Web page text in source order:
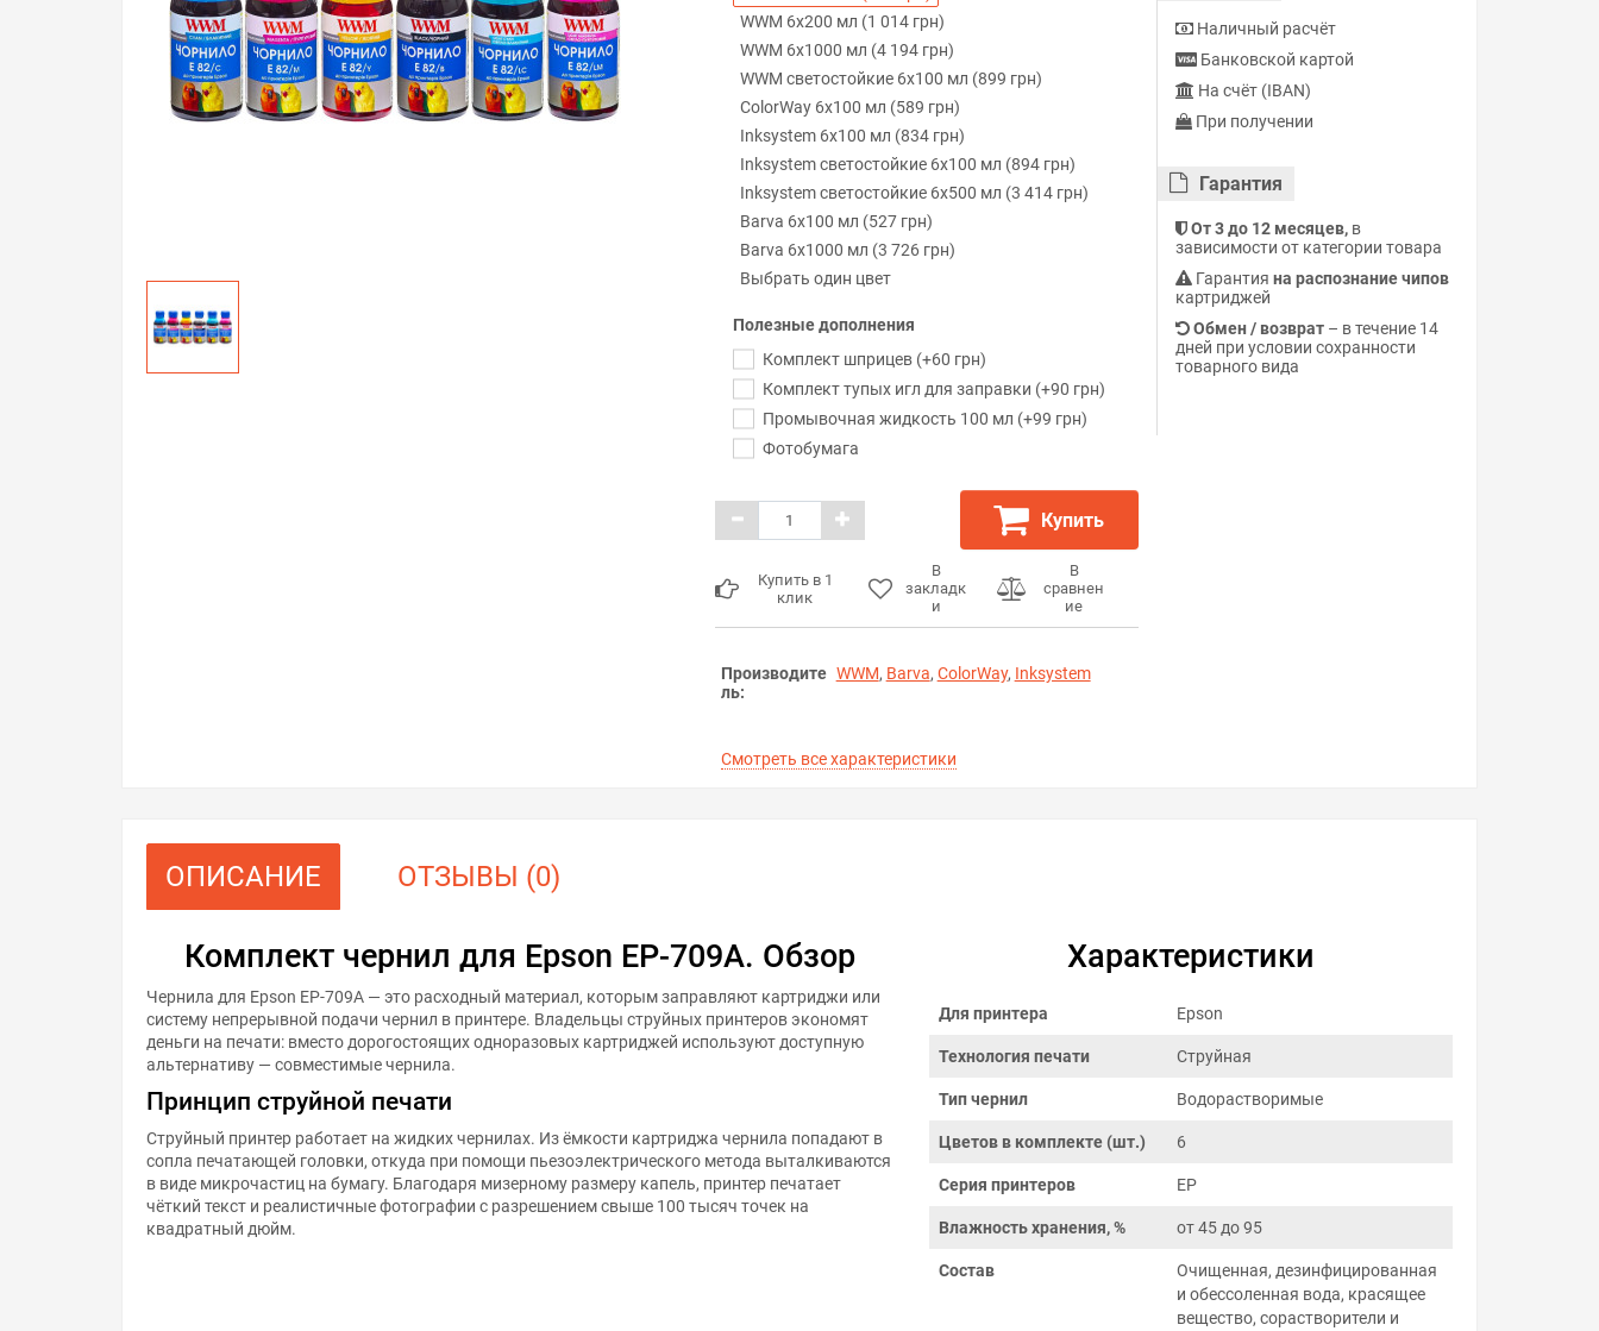
WWM 6х200 мл (1 014 грн)
WWM 6х1000 мл (4 194 грн)
WWM светостойкие 6х100 мл (899 грн)
ColorWay 6х100 мл (589 грн)
Inksystem 6х100 мл (834 грн)
Inksystem светостойкие 6х100 мл (894 грн)
Inksystem светостойкие 6х500 мл (3 414 грн)
Barva 6х100 мл (527 грн)
Barva 6х1000 мл (3 726 грн)
Выбрать один цвет
Полезные дополнения
Комплект шприцев (+60 грн)
Комплект тупых игл для заправки (+90 грн)
Промывочная жидкость 100 мл (+99 грн)
Фотобумага
Купить
Купить в 1
клик
В
закладк
и
В
сравнен
ие
Производите
ль:
WWM, Barva, ColorWay, Inksystem
Смотреть все характеристики
Наличный расчёт
Банковской картой
На счёт (IBAN)
При получении
Гарантия
От 3 до 12 месяцев,в
зависимости от категории товара
Гарантия на распознание чипов
картриджей
Обмен / возврат– в течение 14
дней при условии сохранности
товарного вида
ОПИСАНИЕ ОТЗЫВЫ (0)
Комплект чернил для Epson EP-709A. Обзор
Чернила для Epson EP-709A — это расходный материал, которым заправляют картриджи или
систему непрерывной подачи чернил в принтере. Владельцы струйных принтеров экономят
деньги на печати: вместо дорогостоящих одноразовых картриджей используют доступную
альтернативу — совместимые чернила.
Принцип струйной печати
Струйный принтер работает на жидких чернилах. Из ёмкости картриджа чернила попадают в
сопла печатающей головки, откуда при помощи пьезоэлектрического метода выталкиваются
в виде микрочастиц на бумагу. Благодаря мизерному размеру капель, принтер печатает
чёткий текст и реалистичные фотографии с разрешением свыше 100 тысяч точек на
квадратный дюйм.
Характеристики
Для принтера Epson
Технология печати Струйная
Тип чернил Водорастворимые
Цветов в комплекте (шт.) 6
Серия принтеров EP
Влажность хранения, % от 45 до 95
Состав
Очищенная, дезинфицированная
и обессоленная вода, красящее
вещество, сорастворители и